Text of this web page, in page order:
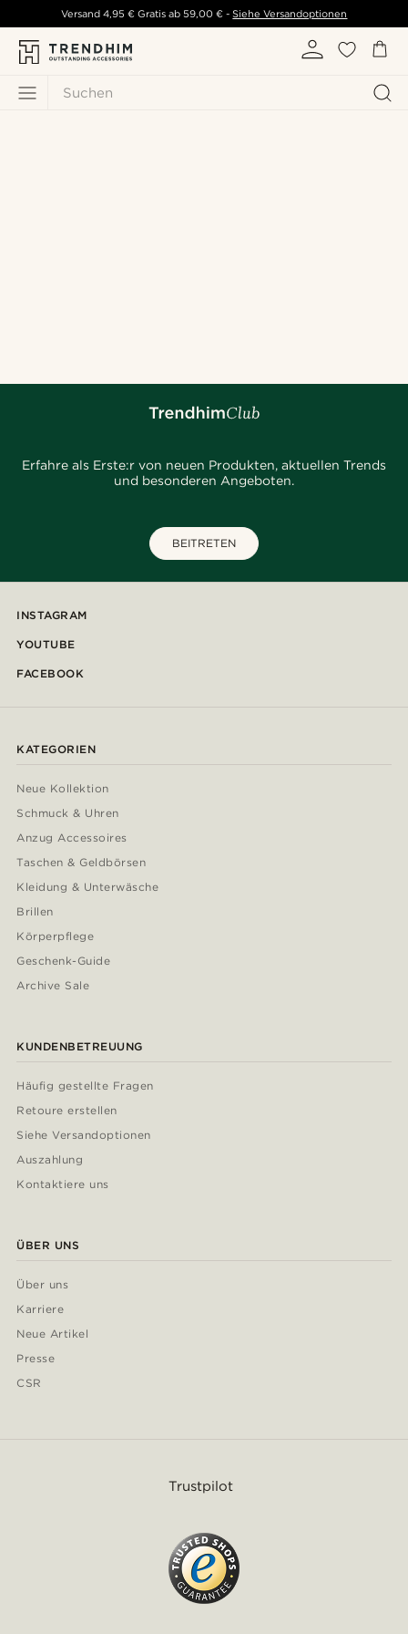
Suchen
Versand 4,95 € Gratis ab 59,00 € - Siehe Versandoptionen
Erfahre als Erste:r von neuen Produkten, aktuellen Trends
und besonderen Angeboten.
BEITRETEN
INSTAGRAM
YOUTUBE
FACEBOOK
KATEGORIEN
Neue Kollektion
Schmuck & Uhren
Anzug Accessoires
Taschen & Geldbörsen
Kleidung & Unterwäsche
Brillen
Körperpflege
Geschenk-Guide
Archive Sale
KUNDENBETREUUNG
Häufig gestellte Fragen
Retoure erstellen
Siehe Versandoptionen
Auszahlung
Kontaktiere uns
ÜBER UNS
Über uns
Karriere
Neue Artikel
Presse
CSR
Trustpilot